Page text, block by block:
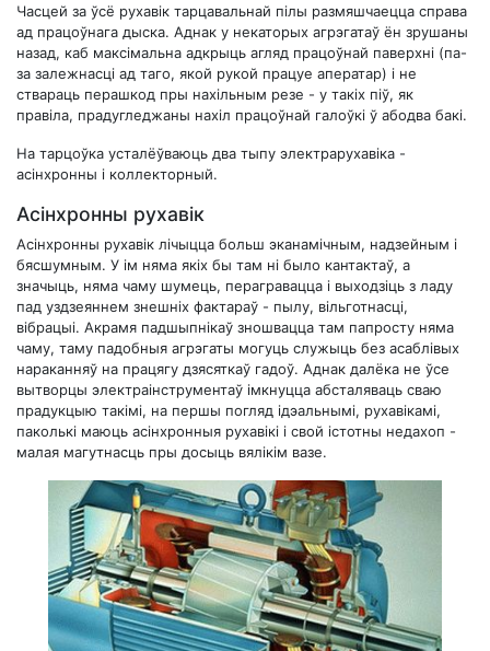
Часцей за ўсё рухавік тарцавальнай пілы размяшчаецца справа
ад працоўнага дыска. Аднак у некаторых агрэгатаў ён зрушаны
назад, каб максімальна адкрыць агляд працоўнай паверхні (па-
за залежнасці ад таго, якой рукой працуе аператар) і не
ствараць перашкод пры нахільным резе - у такіх піў, як
правіла, прадугледжаны нахіл працоўнай галоўкі ў абодва бакі.
На тарцоўка усталёўваюць два тыпу электрарухавіка -
асінхронны і коллекторный.
Асінхронны рухавік
Асінхронны рухавік лічыцца больш эканамічным, надзейным і
бясшумным. У ім няма якіх бы там ні было кантактаў, а
значыць, няма чаму шумець, перагравацца і выходзіць з ладу
пад уздзеяннем знешніх фактараў - пылу, вільготнасці,
вібрацыі. Акрамя падшыпнікаў зношвацца там папросту няма
чаму, таму падобныя агрэгаты могуць служыць без асаблівых
нараканняў на працягу дзясяткаў гадоў. Аднак далёка не ўсе
вытворцы электраінструментаў імкнуцца абсталяваць сваю
прадукцыю такімі, на першы погляд ідэальнымі, рухавікамі,
паколькі маюць асінхронныя рухавікі і свой істотны недахоп -
малая магутнасць пры досыць вялікім вазе.